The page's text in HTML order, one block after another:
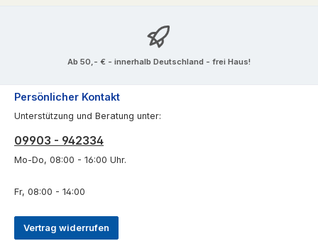
Ab 50,- € - innerhalb Deutschland - frei Haus!
Persönlicher Kontakt
Unterstützung und Beratung unter:
09903 - 942334
Mo-Do, 08:00 - 16:00 Uhr.
Fr, 08:00 - 14:00
Vertrag widerrufen